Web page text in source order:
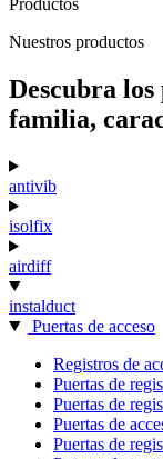
Productos
Noticias
ES
Productos
Nuestros productos
Descubra
familia,
antivib
isolfix
airdiff
instalduct
Puertas de acceso
Registros de
Puertas de
Puertas de
Puertas de
Puertas de